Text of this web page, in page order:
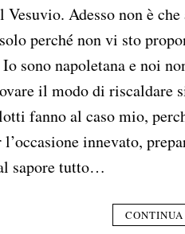
Adesso non è
perché non vi sto
sono napoletana e noi
il modo di
fanno al caso mio,
innevato,
sapore tutto…